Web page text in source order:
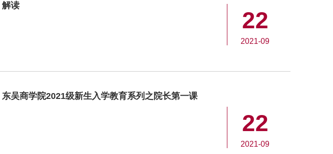
解读
22
2021-09
东吴商学院2021级新生入学教育系列之院长第一课
22
2021-09